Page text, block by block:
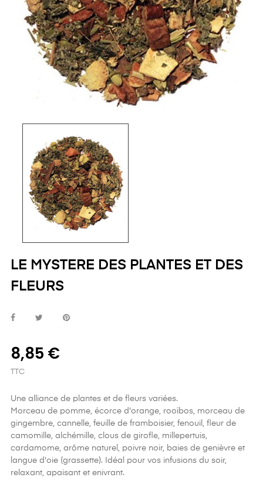
LE MYSTERE DES PLANTES ET DES
FLEURS
8,85 €
TTC
Une alliance de plantes et de fleurs variées.
Morceau de pomme, écorce d'orange, rooïbos, morceau de
gingembre, cannelle, feuille de framboisier, fenouil, fleur de
camomille, alchémille, clous de girofle, millepertuis,
cardamome, arôme naturel, poivre noir, baies de genièvre et
langue d'oie (grassette). Idéal pour vos infusions du soir,
relaxant, apaisant et enivrant.